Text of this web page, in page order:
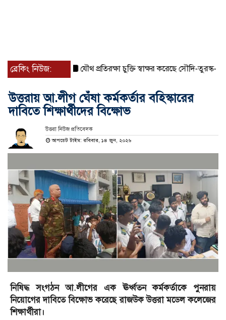
ব্রেকিং নিউজ: যৌথ প্রতিরক্ষা চুক্তি স্বাক্ষর করেছে সৌদি-তুরস্ক-পাকিস্তান
উত্তরায় আ.লীগ ঘেঁষা কর্মকর্তার বহিস্কারের
দাবিতে শিক্ষার্থীদের বিক্ষোভ
উত্তরা নিউজ প্রতিবেদক
আপডেট টাইম: রবিবার, ১৪ জুন, ২০২৬
নিষিদ্ধ সংগঠন আ.লীগের এক ঊর্ধ্বতন কর্মকর্তাকে পুনরায়
নিয়োগের দাবিতে বিক্ষোভ করেছে রাজউক উত্তরা মডেল কলেজের
শিক্ষার্থীরা।